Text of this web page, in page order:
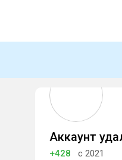
Аккаунт
+428 с 2021